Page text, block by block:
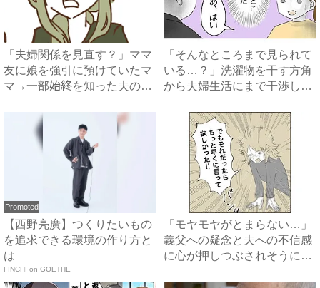
「夫婦関係を見直す？」ママ
友に娘を強引に預けていたマ
マ→一部始終を知った夫のま
「そんなところまで見られて
いる…？」洗濯物を干す方角
から夫婦生活にまで干渉して
Promoted
【西野亮廣】つくりたいもの
を追求できる環境の作り方と
は
FINCHI on GOETHE
「モヤモヤがとまらない…」
義父への疑念と夫への不信感
に心が押しつぶされそうに…